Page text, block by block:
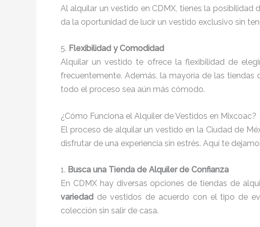
Al alquilar un vestido en CDMX, tienes la posibilidad
da la oportunidad de lucir un vestido exclusivo sin
5. Flexibilidad y Comodidad
Alquilar un vestido te ofrece la flexibilidad de
frecuentemente. Además, la mayoría de las tiendas
todo el proceso sea aún más cómodo.
¿Cómo Funciona el Alquiler de Vestidos en Mixcoac?
El proceso de alquilar un vestido en la Ciudad de
disfrutar de una experiencia sin estrés. Aquí te
1. Busca una Tienda de Alquiler de Confianza
En CDMX hay diversas opciones de tiendas de
variedad de vestidos de acuerdo con el tipo de
colección sin salir de casa.